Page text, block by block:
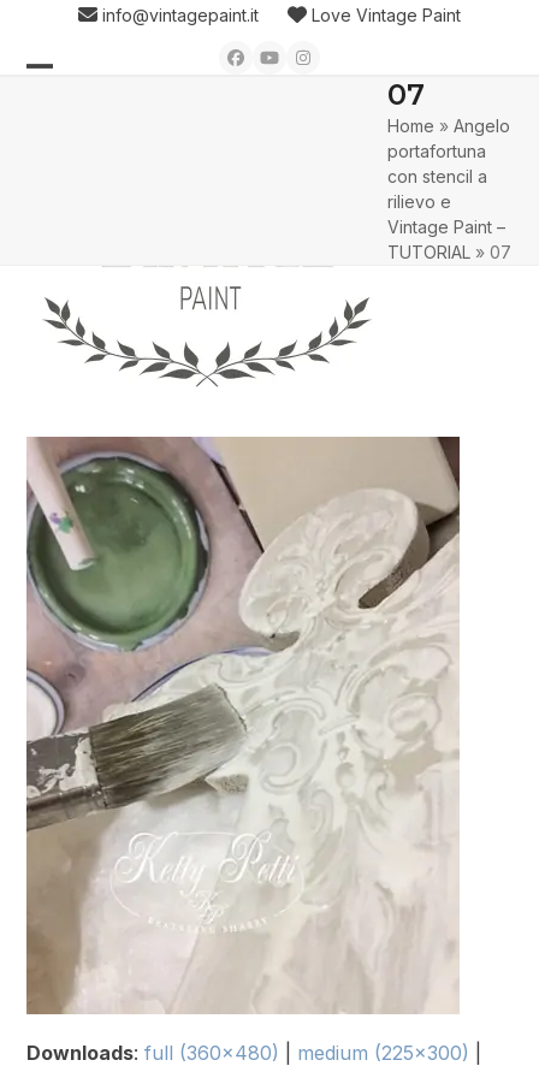
content
info@vintagepaint.it Love Vintage Paint
Facebook
YouTubeInstagram
07
Home »Angelo
portafortuna
con stencil a
rilievo e
Vintage Paint –
TUTORIAL »07
Downloads:full (360x480) medium (225x300)